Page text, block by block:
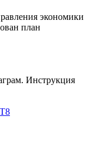
экономики
план
Инструкция